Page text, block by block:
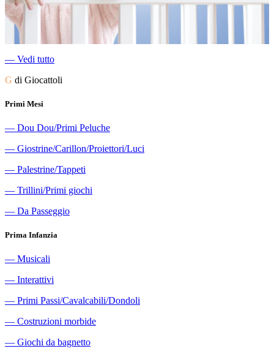
― Vedi tutto
G di Giocattoli
Primi Mesi
― Dou Dou/Primi Peluche
― Giostrine/Carillon/Proiettori/Luci
― Palestrine/Tappeti
― Trillini/Primi giochi
― Da Passeggio
Prima Infanzia
― Musicali
― Interattivi
― Primi Passi/Cavalcabili/Dondoli
― Costruzioni morbide
― Giochi da bagnetto